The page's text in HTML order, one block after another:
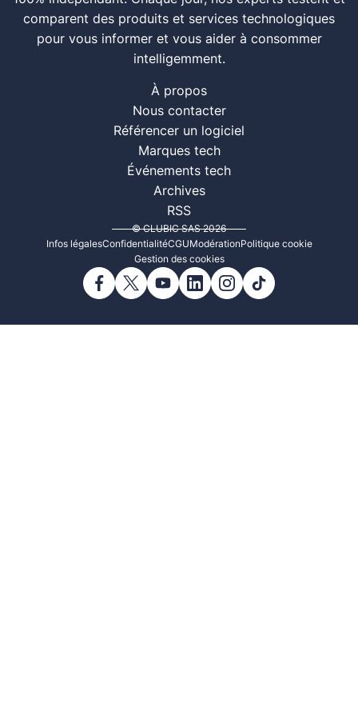
comparent des produits et services technologiques
pour vous informer et vous aider à consommer
intelligemment.
À propos
Nous contacter
Référencer un logiciel
Marques tech
Événements tech
Archives
RSS
© CLUBIC SAS 2026
Infos légalesConfidentialitéCGUModérationPolitique cookie
Gestion des cookies